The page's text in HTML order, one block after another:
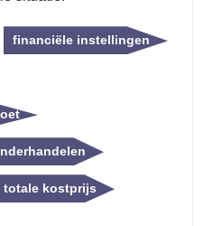
financiële instellingen
totale kostprijs